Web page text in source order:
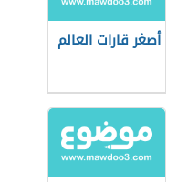
أصغر قارات العالم